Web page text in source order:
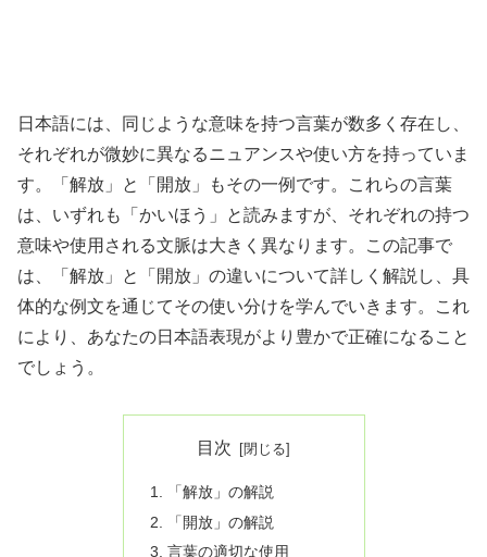
日本語には、同じような意味を持つ言葉が数多く存在し、
それぞれが微妙に異なるニュアンスや使い方を持っていま
す。「解放」と「開放」もその一例です。これらの言葉
は、いずれも「かいほう」と読みますが、それぞれの持つ
意味や使用される文脈は大きく異なります。この記事で
は、「解放」と「開放」の違いについて詳しく解説し、具
体的な例文を通じてその使い分けを学んでいきます。これ
により、あなたの日本語表現がより豊かで正確になること
でしょう。
目次
「解放」の解説
「開放」の解説
言葉の適切な使用